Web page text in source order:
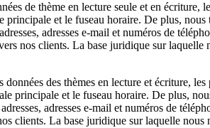
de thème en lecture seule et en écriture,
et le fuseau horaire. De plus, nous
adresses e-mail et numéros de
nos clients. La base juridique sur laquelle
des thèmes en lecture et écriture, les
principale et le fuseau horaire. De plus,
adresses e-mail et numéros de
clients. La base juridique sur laquelle nous